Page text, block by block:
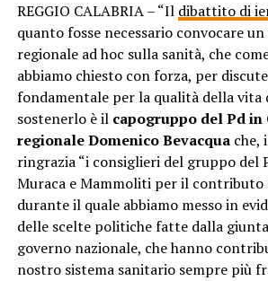
REGGIO CALABRIA – “Il dibattito di
quanto fosse necessario convocare
regionale ad hoc sulla sanità, che
abbiamo chiesto con forza, per
fondamentale per la qualità della vita
sostenerlo è ilcapogruppo del Pd in
regionale Domenico Bevacquache,
ringrazia “i consiglieri del gruppo del
Muraca e Mammoliti per il
durante il quale abbiamo messo in
delle scelte politiche fatte dalla
governo nazionale, che hanno
nostro sistema sanitario sempre più